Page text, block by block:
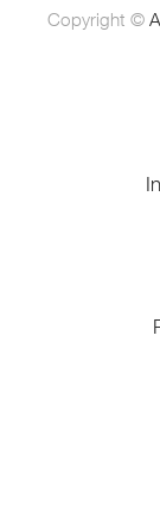
Copyright ©